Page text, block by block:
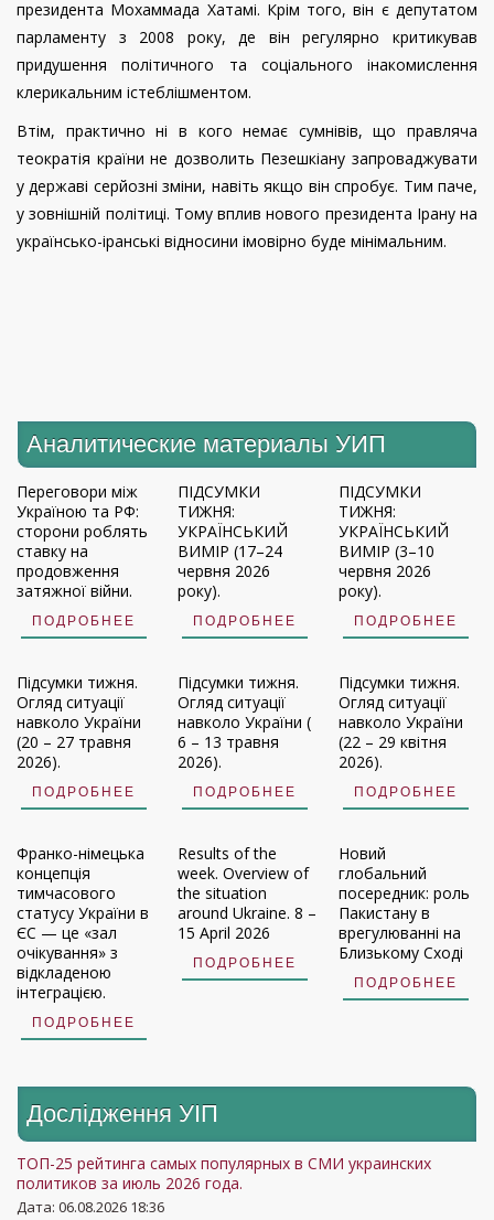
президента Мохаммада Хатамі. Крім того, він є депутатом
парламенту з 2008 року, де він регулярно критикував
придушення політичного та соціального інакомислення
клерикальним істеблішментом.
Втім, практично ні в кого немає сумнівів, що правляча
теократія країни не дозволить Пезешкіану запроваджувати
у державі серйозні зміни, навіть якщо він спробує. Тим паче,
у зовнішній політиці. Тому вплив нового президента Ірану на
українсько-іранські відносини імовірно буде мінімальним.
Аналитические материалы УИП
Переговори між
Україною та РФ:
сторони роблять
ставку на
продовження
затяжної війни.
ПОДРОБНЕЕ
ПІДСУМКИ
ТИЖНЯ:
УКРАЇНСЬКИЙ
ВИМІР (17–24
червня 2026
року).
ПОДРОБНЕЕ
ПІДСУМКИ
ТИЖНЯ:
УКРАЇНСЬКИЙ
ВИМІР (3–10
червня 2026
року).
ПОДРОБНЕЕ
Підсумки тижня.
Огляд ситуації
навколо України
(20 – 27 травня
2026).
ПОДРОБНЕЕ
Підсумки тижня.
Огляд ситуації
навколо України (
6 – 13 травня
2026).
ПОДРОБНЕЕ
Підсумки тижня.
Огляд ситуації
навколо України
(22 – 29 квітня
2026).
ПОДРОБНЕЕ
Франко-німецька
концепція
тимчасового
статусу України в
ЄС — це «зал
очікування» з
відкладеною
інтеграцією.
ПОДРОБНЕЕ
Results of the
week. Overview of
the situation
around Ukraine. 8 –
15 April 2026
ПОДРОБНЕЕ
Новий
глобальний
посередник: роль
Пакистану в
врегулюванні на
Близькому Сході
ПОДРОБНЕЕ
Дослідження УIП
ТОП-25 рейтинга самых популярных в СМИ украинских
политиков за июль 2026 года.
Дата: 06.08.2026 18:36